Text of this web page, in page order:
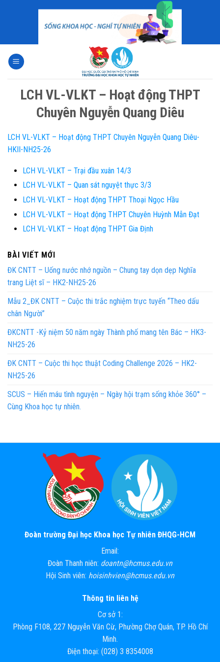
LCH VL-VLKT – Hoạt động THPT
Chuyên Nguyễn Quang Diêu
LCH VL-VLKT – Hoạt động THPT Chuyên Nguyễn Quang Diêu-
HKII-NH25-26
LCH VL-VLKT – Trại đầu xuân 14/3
LCH VL-VLKT – Quan sát nguyệt thực 3/3
LCH VL-VLKT – Hoạt động THPT Thoại Ngọc Hầu
LCH VL-VLKT – Hoạt động THPT Chuyên Huỳnh Mẫn Đạt
LCH VL-VLKT – Hoạt động THPT Gia Định
BÀI VIẾT MỚI
ĐK CNTT – Uống nước nhớ nguồn – Chung tay dọn dẹp Nghĩa
trang Liệt sĩ – HK2-NH25-26
Mẫu 2_ĐK CNTT – Cuộc thi trắc nghiệm trực tuyến “Theo dấu
chân Người”
ĐKCNTT -Kỷ niệm 50 năm ngày Thành phố mang tên Bác – HK3-
NH25-26
ĐK CNTT – Cuộc thi học thuật Coding Challenge 2026 – HK2-
NH25-26
SCUS – Hiến máu tình nguyện – Ngày hội trạm sống khỏe 360° –
Cùng Khoa học tự nhiên.
Đoàn trường Đại học Khoa học Tự nhiên ĐHQG-HCM
Email:
Đoàn Thanh niên: doantn@hcmus.edu.vn
Hội Sinh viên: hoisinhvien@hcmus.edu.vn
Thông tin liên hệ
Cơ sở 1:
Phòng F108, 227 Nguyễn Văn Cừ, Phường Chợ Quán, TP. Hồ Chí
Minh.
Điện thoại: (028) 3 8354008